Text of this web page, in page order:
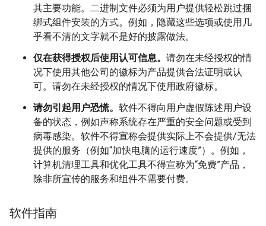
其主要功能。二进制文件必须为用户提供轻松跳过捆
绑式组件安装的方式。例如，隐藏这些选项或使用几
乎看不清的文字就不是好的披露做法。
仅在获得授权后使用认可信息。 请勿在未经授权的情
况下使用其他公司的徽标为产品提供合法证明或认
可。请勿在未经授权的情况下使用政府徽标。
请勿引起用户恐慌。 软件不得向用户虚假陈述用户设
备的状态，例如声称系统存在严重的安全问题或受到
病毒感染。软件不得宣称会提供实际上不会提供/无法
提供的服务（例如“加快电脑的运行速度”）。例如，
计算机清理工具和优化工具不得宣称为“免费”产品，
除非所宣传的服务和组件不需要付费。
软件指南